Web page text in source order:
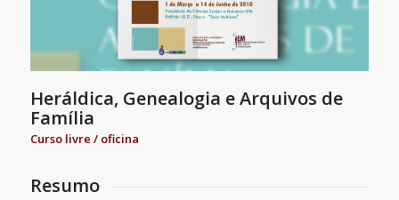
Heráldica, Genealogia e Arquivos de
Família
Curso livre / oficina
Resumo